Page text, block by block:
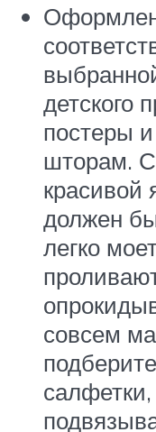
детского
постеры
шторам.
красивой
должен
легко
совсем